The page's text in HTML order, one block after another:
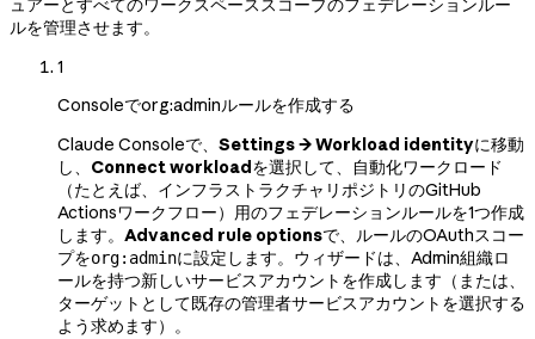
ュアーとすべてのワークスペーススコープのフェデレーションルー
ルを管理させます。
1
Consoleでorg:adminルールを作成する
Claude Consoleで、 Settings → Workload identityに移動
し、 Connect workloadを選択して、自動化ワークロード
（たとえば、インフラストラクチャリポジトリのGitHub
Actionsワークフロー）用のフェデレーションルールを1つ作成
します。 Advanced rule optionsで、ルールのOAuthスコー
プをorg:adminに設定します。ウィザードは、Admin組織ロ
ールを持つ新しいサービスアカウントを作成します（または、
ターゲットとして既存の管理者サービスアカウントを選択する
よう求めます）。